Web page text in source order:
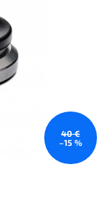
40 €
–15 %